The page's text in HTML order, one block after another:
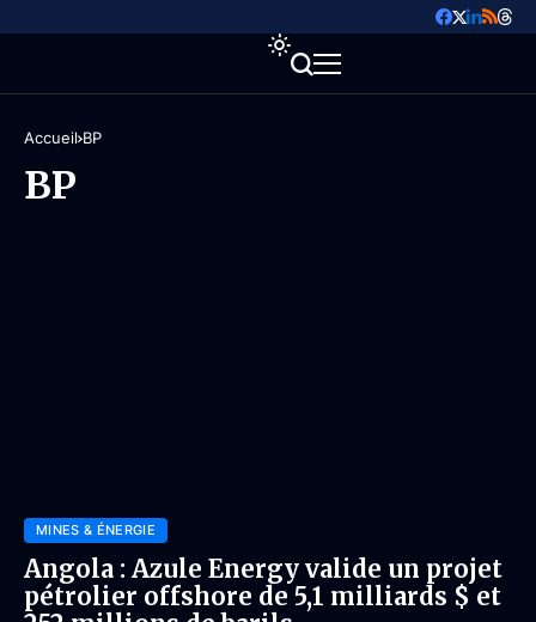
Accueil BP
BP
MINES & ÉNERGIE
Angola : Azule Energy valide un projet
pétrolier offshore de 5,1 milliards $ et